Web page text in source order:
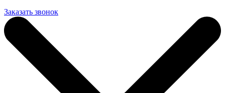
Заказать звонок